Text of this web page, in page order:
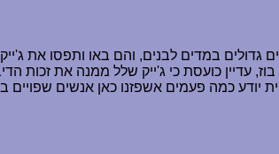
במדים לבנים, והם באו ותפסו את ג'ייק
עדיין כועסת כי ג'ייק שלל ממנה את זכות
יודע כמה פעמים אשפזנו כאן אנשים